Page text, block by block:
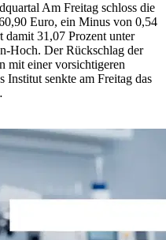
Am Freitag schloss die
Euro, ein Minus von 0,54
damit 31,07 Prozent unter
Hoch. Der Rückschlag der
mit einer vorsichtigeren
Institut senkte am Freitag das